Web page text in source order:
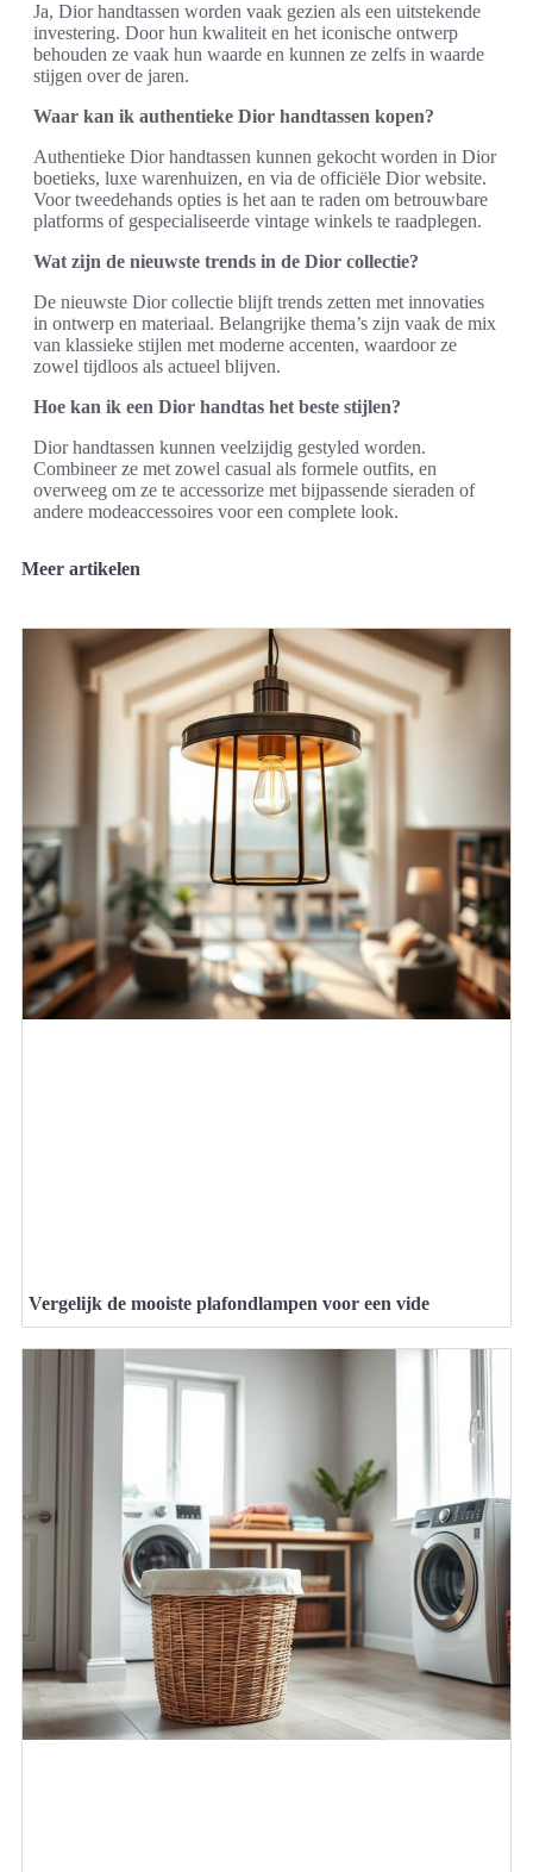
Ja, Dior handtassen worden vaak gezien als een uitstekende
investering. Door hun kwaliteit en het iconische ontwerp
behouden ze vaak hun waarde en kunnen ze zelfs in waarde
stijgen over de jaren.
Waar kan ik authentieke Dior handtassen kopen?
Authentieke Dior handtassen kunnen gekocht worden in Dior
boetieks, luxe warenhuizen, en via de officiële Dior website.
Voor tweedehands opties is het aan te raden om betrouwbare
platforms of gespecialiseerde vintage winkels te raadplegen.
Wat zijn de nieuwste trends in de Dior collectie?
De nieuwste Dior collectie blijft trends zetten met innovaties
in ontwerp en materiaal. Belangrijke thema’s zijn vaak de mix
van klassieke stijlen met moderne accenten, waardoor ze
zowel tijdloos als actueel blijven.
Hoe kan ik een Dior handtas het beste stijlen?
Dior handtassen kunnen veelzijdig gestyled worden.
Combineer ze met zowel casual als formele outfits, en
overweeg om ze te accessorize met bijpassende sieraden of
andere modeaccessoires voor een complete look.
Meer artikelen
Vergelijk de mooiste plafondlampen voor een vide